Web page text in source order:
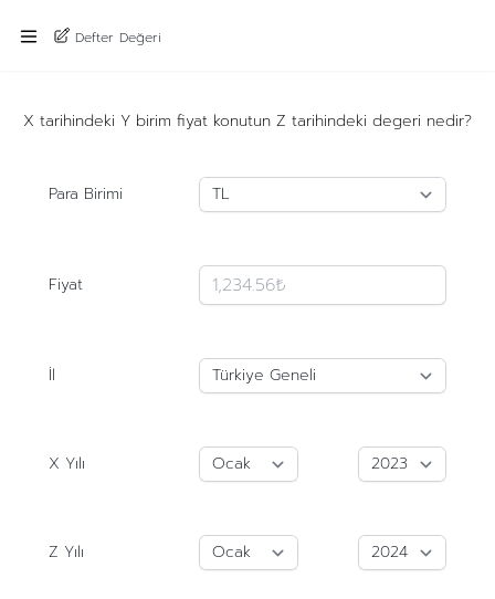
Defter Değeri
X tarihindeki Y birim fiyat konutun Z tarihindeki degeri nedir?
Para Birimi
Fiyat
İl
X Yılı
Z Yılı